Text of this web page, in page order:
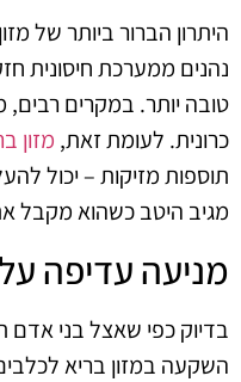
היתרון הברור ביותר של
נהנים ממערכת חיסונית
טובה יותר. במקרים רבים,
כרונית. לעומת זאת, מזון
תוספות מזיקות – יכול
מגיב היטב כשהוא מקבל
מניעה עדיפה
בדיוק כפי שאצל בני אדם
השקעה במזון בריא